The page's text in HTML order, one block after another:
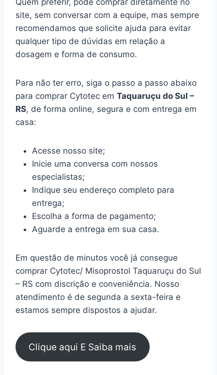
Quem preferir, pode comprar diretamente no
site, sem conversar com a equipe, mas sempre
recomendamos que solicite ajuda para evitar
qualquer tipo de dúvidas em relação a
dosagem e forma de consumo.
Para não ter erro, siga o passo a passo abaixo
para comprar Cytotec em Taquaruçu do Sul –
RS, de forma online, segura e com entrega em
casa:
Acesse nosso site;
Inicie uma conversa com nossos
especialistas;
Indique seu endereço completo para
entrega;
Escolha a forma de pagamento;
Aguarde a entrega em sua casa.
Em questão de minutos você já consegue
comprar Cytotec/ Misoprostol Taquaruçu do Sul
– RS com discrição e conveniência. Nosso
atendimento é de segunda a sexta-feira e
estamos sempre dispostos a ajudar.
Clique aqui E Saiba mais